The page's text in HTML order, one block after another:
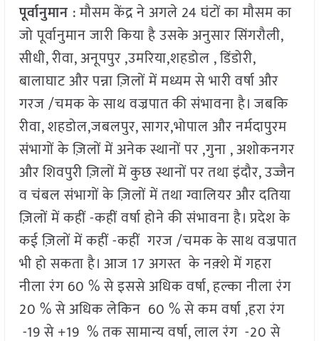
पूर्वानुमान : मौसम केंद्र ने अगले 24 घंटों का मौसम का
जो पूर्वानुमान जारी किया है उसके अनुसार सिंगरौली,
सीधी, रीवा, अनूपपुर ,उमरिया,शहडोल , डिंडोरी,
बालाघाट और पन्ना ज़िलों में मध्यम से भारी वर्षा और
गरज /चमक के साथ वज्रपात की संभावना है। जबकि
रीवा, शहडोल,जबलपुर, सागर,भोपाल और नर्मदापुरम
संभागों के ज़िलों में अनेक स्थानों पर ,गुना , अशोकनगर
और शिवपुरी ज़िलों में कुछ स्थानों पर तथा इंदौर, उज्जैन
व चंबल संभागों के ज़िलों में तथा ग्वालियर और दतिया
ज़िलों में कहीं -कहीं वर्षा होने की संभावना है। प्रदेश के
कई ज़िलों में कहीं -कहीं गरज /चमक के साथ वज्रपात
भी हो सकता है। आज 17 अगस्त के नक़्शे में गहरा
नीला रंग 60 % से इससे अधिक वर्षा, हल्का नीला रंग
20 % से अधिक लेकिन 60 % से कम वर्षा ,हरा रंग
-19 से +19 % तक सामान्य वर्षा, लाल रंग -20 से